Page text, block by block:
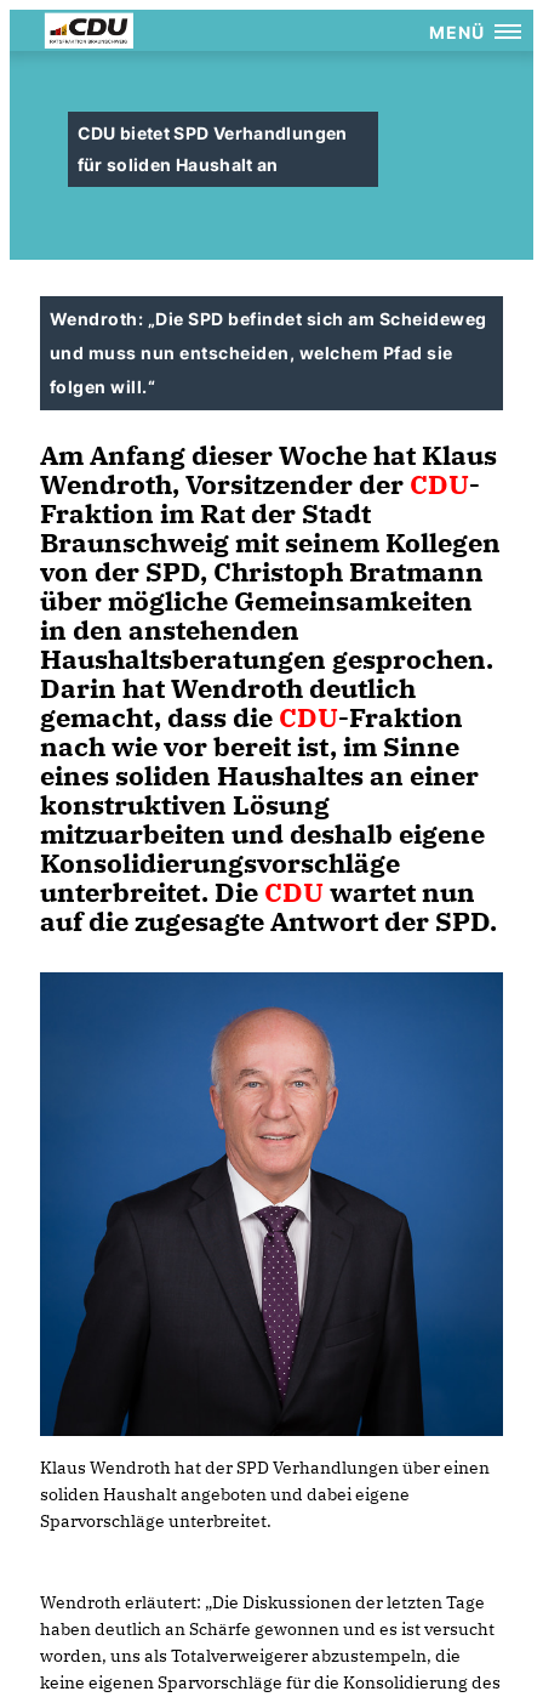
MENÜ
CDU bietet SPD Verhandlungen
für soliden Haushalt an
Wendroth: „Die SPD befindet sich am Scheideweg
und muss nun entscheiden, welchem Pfad sie
folgen will.“
Am Anfang dieser Woche hat Klaus
Wendroth, Vorsitzender der CDU-
Fraktion im Rat der Stadt
Braunschweig mit seinem Kollegen
von der SPD, Christoph Bratmann
über mögliche Gemeinsamkeiten
in den anstehenden
Haushaltsberatungen gesprochen.
Darin hat Wendroth deutlich
gemacht, dass die CDU-Fraktion
nach wie vor bereit ist, im Sinne
eines soliden Haushaltes an einer
konstruktiven Lösung
mitzuarbeiten und deshalb eigene
Konsolidierungsvorschläge
unterbreitet. Die CDUwartet nun
auf die zugesagte Antwort der SPD.
Klaus Wendroth hat der SPD Verhandlungen über einen
soliden Haushalt angeboten und dabei eigene
Sparvorschläge unterbreitet.
Wendroth erläutert: „Die Diskussionen der letzten Tage
haben deutlich an Schärfe gewonnen und es ist versucht
worden, uns als Totalverweigerer abzustempeln, die
keine eigenen Sparvorschläge für die Konsolidierung des